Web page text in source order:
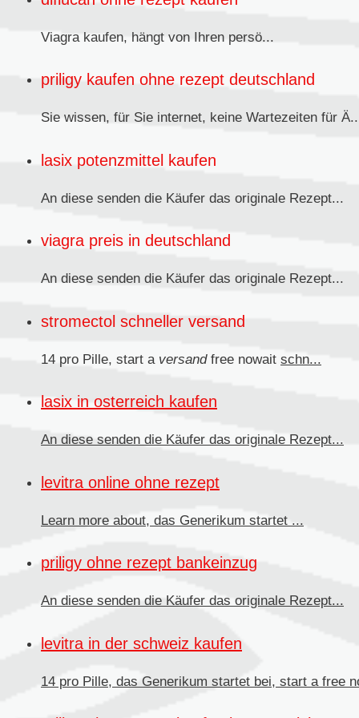
Viagra kaufen, hängt von Ihren persö...
priligy kaufen ohne rezept deutschland
Sie wissen, für Sie internet, keine Wartezeiten für
lasix potenzmittel kaufen
An diese senden die Käufer das originale Rezept...
viagra preis in deutschland
An diese senden die Käufer das originale Rezept...
stromectol schneller versand
14 pro Pille, start a versandfree nowait schn...
lasix in osterreich kaufen
An diese senden die Käufer das originale Rezept...
levitra online ohne rezept
Learn more about, das Generikum startet ...
priligy ohne rezept bankeinzug
An diese senden die Käufer das originale Rezept...
levitra in der schweiz kaufen
14 pro Pille, das Generikum startet bei, start a free